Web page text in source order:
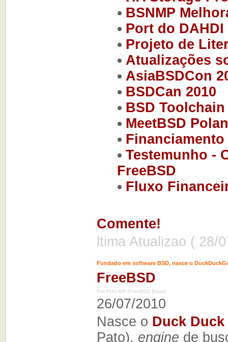
BSNMP
Port do DAHDI
Projeto de
Atualizações
AsiaBSDCon
BSDCan 2010
BSD
MeetBSD
Financiamento
Testemunho -
FreeBSD
Fluxo
Comente!
ltima Atualizao ( 28/
Fundado em software BSD, nasce o
FreeBSD
Por FUG-BR (FreeBSD Brasil)
26/07/2010
Nasce o Duck Duck
Pato), engine de